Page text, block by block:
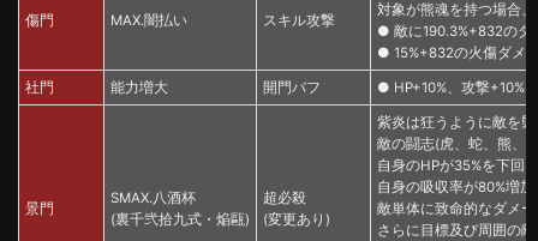
傷門 MAX.闇払い スキル攻撃
対象が熊魂を持つ場合
● 敵に190.3%+832のダ
● 15%+832の火傷ダメ
社門 能力増大 開門バフ ● HP+10%、攻撃+10%
景門
SMAX.八酒杯
(裏千弐拾九式・焔甌)
超必殺
(変更あり)
紫炎は狂うように敵を
敵の闘志(虎、蛇、熊、
自身のHPが35%を下回
自身の吸収率が80%増
敵単体に致命的なダメ
さらに目標及び周囲の